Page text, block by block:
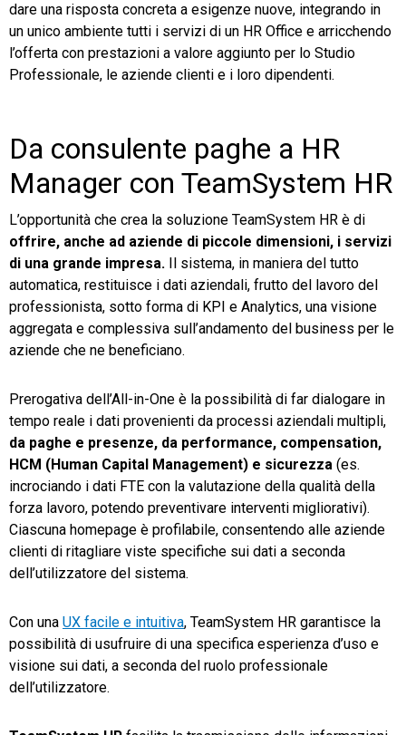
dare una risposta concreta a esigenze nuove, integrando in
un unico ambiente tutti i servizi di un HR Office e arricchendo
l’offerta con prestazioni a valore aggiunto per lo Studio
Professionale, le aziende clienti e i loro dipendenti.
Da consulente paghe a HR
Manager con TeamSystem HR
L’opportunità che crea la soluzione TeamSystem HR è di
offrire, anche ad aziende di piccole dimensioni, i servizi
di una grande impresa. Il sistema, in maniera del tutto
automatica, restituisce i dati aziendali, frutto del lavoro del
professionista, sotto forma di KPI e Analytics, una visione
aggregata e complessiva sull’andamento del business per le
aziende che ne beneficiano.
Prerogativa dell’All-in-One è la possibilità di far dialogare in
tempo reale i dati provenienti da processi aziendali multipli,
da paghe e presenze, da performance, compensation,
HCM (Human Capital Management) e sicurezza (es.
incrociando i dati FTE con la valutazione della qualità della
forza lavoro, potendo preventivare interventi migliorativi).
Ciascuna homepage è profilabile, consentendo alle aziende
clienti di ritagliare viste specifiche sui dati a seconda
dell’utilizzatore del sistema.
Con una UX facile e intuitiva, TeamSystem HR garantisce la
possibilità di usufruire di una specifica esperienza d’uso e
visione sui dati, a seconda del ruolo professionale
dell’utilizzatore.